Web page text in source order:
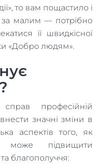
то вам пощастило і
за малим — потрібно
її швидкісної
«Добро людям».
професійній
значні зміни в
аспектів того, як
може підвищити
благополуччя: